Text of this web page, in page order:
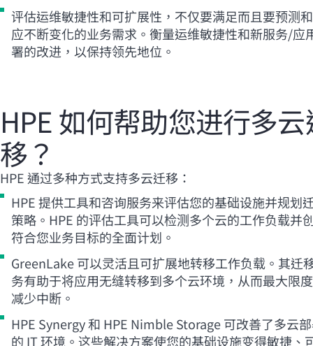
评估运维敏捷性和可扩展性，不仅要满足而且要预测
应不断变化的业务需求。衡量运维敏捷性和新服务/应
署的改进，以保持领先地位。
HPE 如何帮助您进行多
移？
HPE 通过多种方式支持多云迁移：
HPE 提供工具和咨询服务来评估您的基础设施并规划
策略。HPE 的评估工具可以检测多个云的工作负载并
符合您业务目标的全面计划。
GreenLake 可以灵活且可扩展地转移工作负载。其迁
务有助于将应用无缝转移到多个云环境，从而最大限
减少中断。
HPE Synergy 和 HPE Nimble Storage 可改善了多云
的 IT 环境。这些解决方案使您的基础设施变得敏捷、